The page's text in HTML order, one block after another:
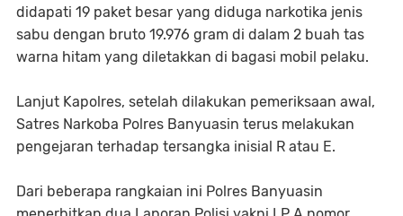
didapati 19 paket besar yang diduga narkotika jenis
sabu dengan bruto 19.976 gram di dalam 2 buah tas
warna hitam yang diletakkan di bagasi mobil pelaku.
Lanjut Kapolres, setelah dilakukan pemeriksaan awal,
Satres Narkoba Polres Banyuasin terus melakukan
pengejaran terhadap tersangka inisial R atau E.
Dari beberapa rangkaian ini Polres Banyuasin